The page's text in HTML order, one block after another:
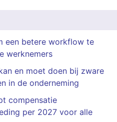
een betere workflow te
werknemers
en moet doen bij zware
in de onderneming
compensatie
per 2027 voor alle